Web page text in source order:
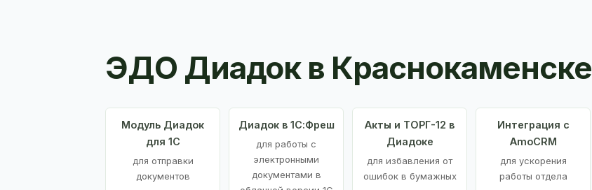
ЭДО Диадок в Краснокаменске
Модуль Диадок
для 1С
для отправки
документов
Диадок в 1С:Фреш
для работы с
электронными
документами в
Акты и ТОРГ-12 в
Диадоке
для избавления от
ошибок в бумажных
Интеграция с
AmoCRM
для ускорения
работы отдела